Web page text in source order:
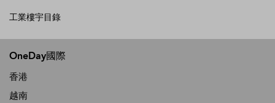
工業樓宇目錄
OneDay國際
香港
越南